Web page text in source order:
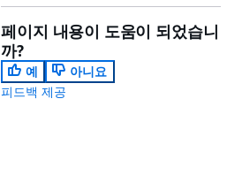
페이지 내용이 도움이 되었습니
까?
예
아니요
피드백 제공